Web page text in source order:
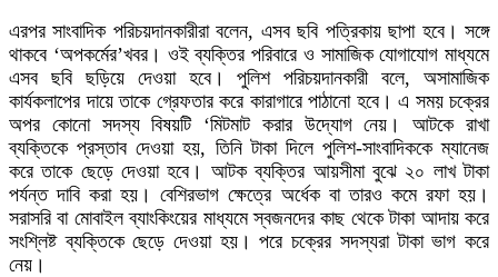
এরপর সাংবাদিক পরিচয়দানকারীরা বলেন, এসব ছবি পত্রিকায় ছাপা হবে। সঙ্গে
থাকবে ‘অপকর্মের’খবর। ওই ব্যক্তির পরিবারে ও সামাজিক যোগাযোগ মাধ্যমে
এসব ছবি ছড়িয়ে দেওয়া হবে। পুলিশ পরিচয়দানকারী বলে, অসামাজিক
কার্যকলাপের দায়ে তাকে গ্রেফতার করে কারাগারে পাঠানো হবে। এ সময় চক্রের
অপর কোনো সদস্য বিষয়টি ‘মিটমাট করার উদ্যোগ নেয়। আটকে রাখা
ব্যক্তিকে প্রস্তাব দেওয়া হয়, তিনি টাকা দিলে পুলিশ-সাংবাদিককে ম্যানেজ
করে তাকে ছেড়ে দেওয়া হবে। আটক ব্যক্তির আয়সীমা বুঝে ২০ লাখ টাকা
পর্যন্ত দাবি করা হয়। বেশিরভাগ ক্ষেত্রে অর্ধেক বা তারও কমে রফা হয়।
সরাসরি বা মোবাইল ব্যাংকিংয়ের মাধ্যমে স্বজনদের কাছ থেকে টাকা আদায় করে
সংশ্লিষ্ট ব্যক্তিকে ছেড়ে দেওয়া হয়। পরে চক্রের সদস্যরা টাকা ভাগ করে
নেয়।